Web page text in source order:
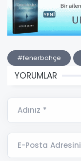
#fenerbahçe
YORUMLAR
Adınız *
E-Posta